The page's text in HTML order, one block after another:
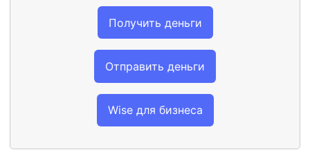
Получить деньги
Отправить деньги
Wise для бизнеса